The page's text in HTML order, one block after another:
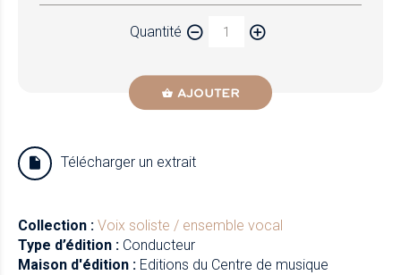
Quantité
AJOUTER
Télécharger un extrait
Collection : Voix soliste / ensemble vocal
Type d’édition : Conducteur
Maison d'édition : Editions du Centre de musique